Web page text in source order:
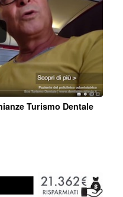
Turismo Dentale